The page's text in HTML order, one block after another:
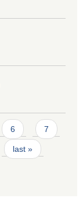
6 7
last »